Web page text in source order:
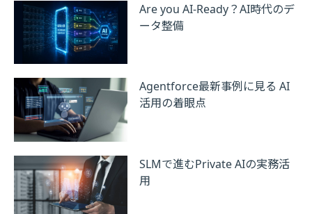
Are you AI-Ready？AI時代のデ
ータ整備
Agentforce最新事例に見る AI
活用の着眼点
SLMで進むPrivate AIの実務活
用